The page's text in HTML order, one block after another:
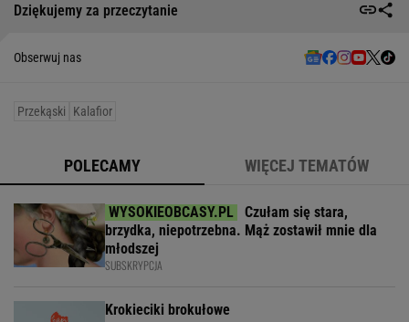
Dziękujemy za przeczytanie
Obserwuj nas
Przekąski Kalafior
POLECAMY WIĘCEJ TEMATÓW
Czułam się stara,
brzydka, niepotrzebna. Mąż zostawił mnie dla
młodszej
SUBSKRYPCJA
Krokieciki brokułowe